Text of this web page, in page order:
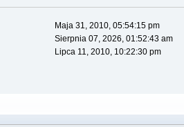
Maja 31, 2010, 05:54:15 pm
Sierpnia 07, 2026, 01:52:43 am
Lipca 11, 2010, 10:22:30 pm